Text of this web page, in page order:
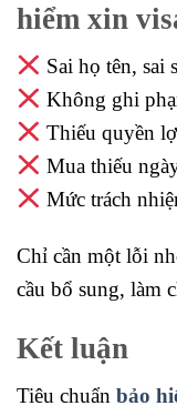
hiểm xin
Sai họ tên, sai
Không ghi
Thiếu quyền
Mua thiếu
Mức trách
Chỉ cần một lỗi
cầu bổ sung, làm
Kết luận
Tiêu chuẩn bảo